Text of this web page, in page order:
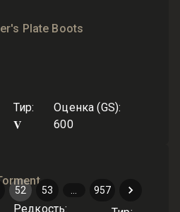
Plate Boots
Тир:
V
Оценка (GS):
600
Редкость:
52 53 957